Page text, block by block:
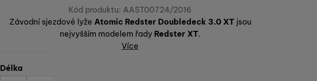
Kód produktu: AAST00724/2016
Závodní sjezdové lyže Atomic Redster Doubledeck 3.0 XTjsou
nejvyšším modelem řady Redster XT.
Více
Vyberte variantu
Délka